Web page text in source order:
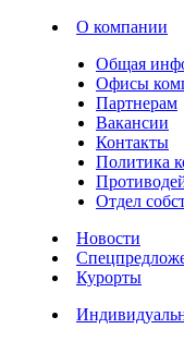
О компании
Общая
Офисы
Партнерам
Вакансии
Контакты
Политика
Отдел
Новости
Курорты